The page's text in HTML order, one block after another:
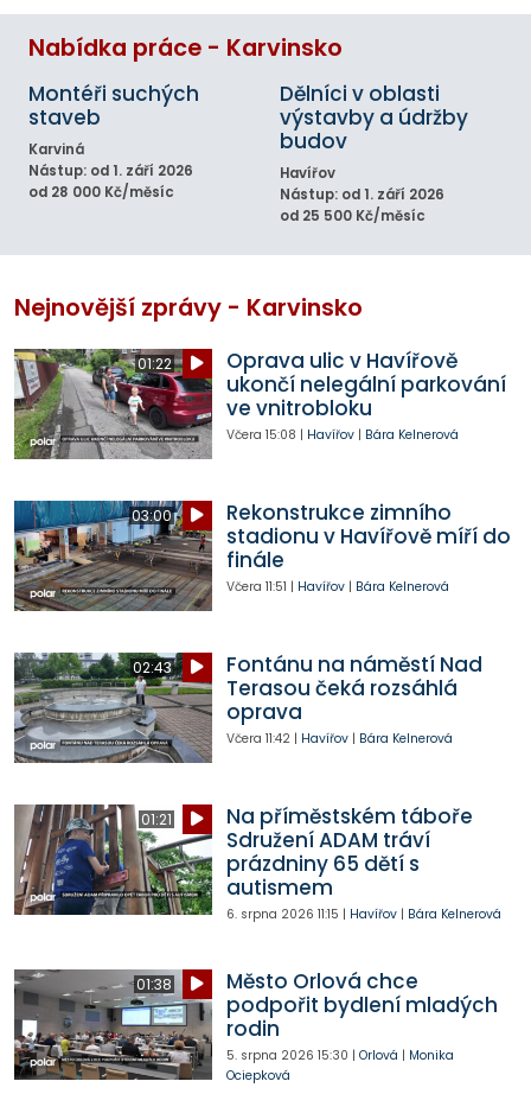
Nabídka práce - Karvinsko
Montéři suchých
staveb
Karviná
Nástup: od 1. září 2026
od 28 000 Kč/měsíc
Dělníci v oblasti
výstavby a údržby
budov
Havířov
Nástup: od 1. září 2026
od 25 500 Kč/měsíc
Nejnovější zprávy - Karvinsko
01:22
Oprava ulic v Havířově
ukončí nelegální parkování
ve vnitrobloku
Včera 15:08 | Havířov| Bára Kelnerová
03:00
Rekonstrukce zimního
stadionu v Havířově míří do
finále
Včera 11:51 | Havířov| Bára Kelnerová
02:43
Fontánu na náměstí Nad
Terasou čeká rozsáhlá
oprava
Včera 11:42| Havířov| Bára Kelnerová
01:21
Na příměstském táboře
Sdružení ADAM tráví
prázdniny 65 dětí s
autismem
6. srpna 2026 11:15 | Havířov| Bára Kelnerová
01:38
Město Orlová chce
podpořit bydlení mladých
rodin
5. srpna 2026 15:30 | Orlová | Monika
Ociepková